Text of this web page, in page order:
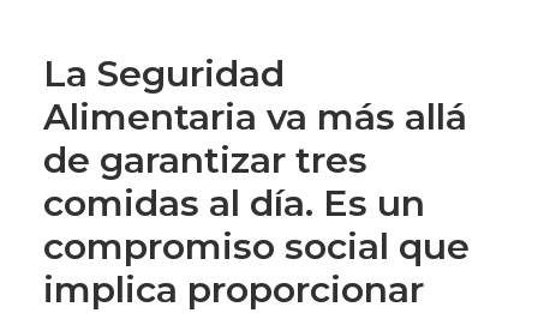
La Seguridad
Alimentaria va más allá
de garantizar tres
comidas al día. Es un
compromiso social que
implica proporcionar